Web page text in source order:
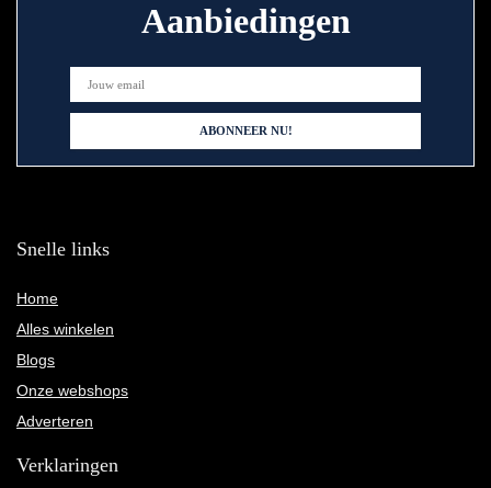
Aanbiedingen
Snelle links
Home
Alles winkelen
Blogs
Onze webshops
Adverteren
Verklaringen